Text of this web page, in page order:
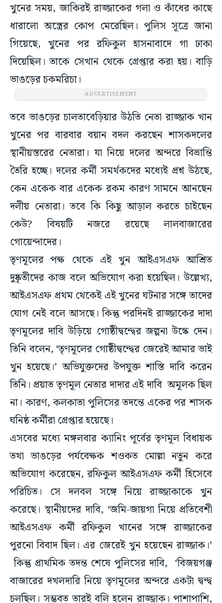
খুনের সময়, জাকিরই রাজ্জাকের গলা ও কাঁধের কাছে
ধারালো অস্ত্রের কোপ মেরেছিল। পুলিস সূত্রে জানা
গিয়েছে, খুনের পর রফিকুল হাসনাবাদে গা ঢাকা
দিয়েছিল। তাকে সেখান থেকে গ্রেপ্তার করা হয়। বাড়ি
ভাঙড়ের চকমরিচা।
ADVERTISEMENT
তবে ভাঙড়ের চালতাবেড়িয়ার উঠতি নেতা রাজ্জাক খান
খুনের পর বারবার বয়ান বদল করছেন শাসকদলের
স্থানীয়স্তরের নেতারা। যা নিয়ে দলের অন্দরে বিভ্রান্তি
তৈরি হচ্ছে। দলের কর্মী সমর্থকদের মধ্যেই প্রশ্ন উঠছে,
কেন একেক বার একেক রকম কারণ সামনে আনছেন
দলীয় নেতারা। তবে কি কিছু আড়াল করতে চাইছেন
কেউ? বিষয়টি নজরে রয়েছে লালবাজারের
গোয়েন্দাদের।
তৃণমূলের পক্ষ থেকে এই খুন আইএসএফ আশ্রিত
দুষ্কৃতীদের কাজ বলে অভিযোগ করা হয়েছিল। উল্লেখ্য,
আইএসএফ প্রথম থেকেই এই খুনের ঘটনার সঙ্গে তাদের
যোগ নেই বলে আসছে। কিন্তু পরদিনই রাজ্জাকের দাদা
তৃণমূলের দাবি উড়িয়ে গোষ্ঠীদ্বন্দ্বের জল্পনা উস্কে দেন।
তিনি বলেন, ‘তৃণমূলের গোষ্ঠীদ্বন্দ্বের জেরেই আমার ভাই
খুন হয়েছে।’ অভিযুক্তদের উপযুক্ত শাস্তি দাবি করেন
তিনি। প্রয়াত তৃণমূল নেতার দাদার এই দাবি অমূলক ছিল
না। কারণ, কলকাতা পুলিসের তদন্তে একের পর শাসক
ঘনিষ্ঠ কর্মীরা গ্রেপ্তার হয়েছে।
এসবের মধ্যে মঙ্গলবার ক্যানিং পূর্বের তৃণমূল বিধায়ক
তথা ভাঙড়ের পর্যবেক্ষক শওকত মোল্লা নতুন করে
অভিযোগ করেছেন, রফিকুল আইএসএফ কর্মী হিসেবে
পরিচিত। সে দলবল সঙ্গে নিয়ে রাজ্জাকাকে খুন
করেছে। স্থানীয়দের দাবি, ‘জমি-জায়গা নিয়ে প্রতিবেশী
আইএসএফ কর্মী রফিকুল খানের সঙ্গে রাজ্জাকের
পুরনো বিবাদ ছিল। এর জেরেই খুন হয়েছেন রাজ্জাক।’
কিন্তু প্রাথমিক তদন্ত শেষে পুলিসের দাবি, ‘বিজয়গঞ্জ
বাজারের দখলদারি নিয়ে তৃণমূলের অন্দরে একটা দ্বন্দ্ব
চলছিল। সম্ভবত তারই বলি হলেন রাজ্জাক। পাশাপাশি,